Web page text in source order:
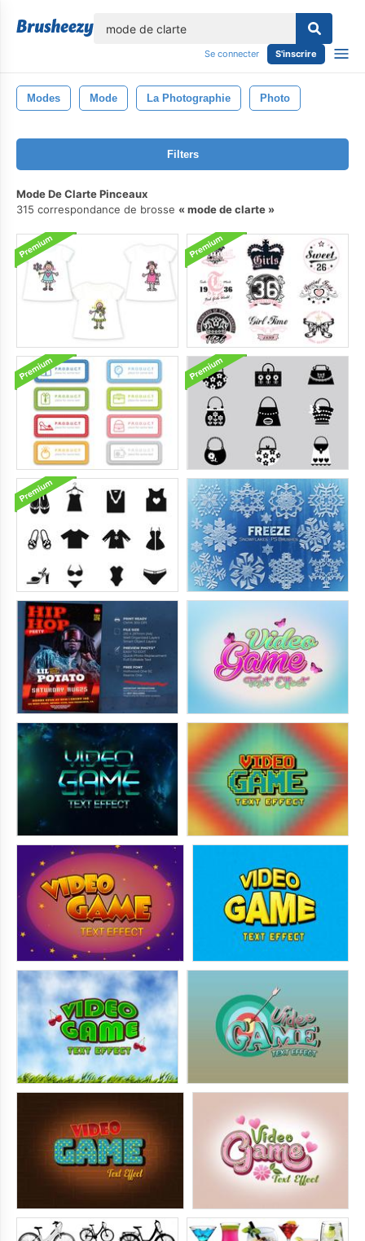
Se connecter S'inscrire
Modes Mode La Photographie Photo
Filters
Mode De Clarte Pinceaux
315 correspondance de brosse
mode de clarte